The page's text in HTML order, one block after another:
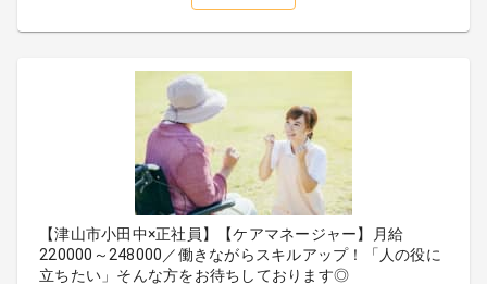
【津山市小田中×正社員】【ケアマネージャー】月給
220000～248000／働きながらスキルアップ！「人の役に
立ちたい」そんな方をお待ちしております◎